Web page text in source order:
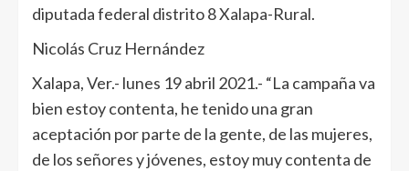
diputada federal distrito 8 Xalapa-Rural.
Nicolás Cruz Hernández
Xalapa, Ver.- lunes 19 abril 2021.- “La campaña va
bien estoy contenta, he tenido una gran
aceptación por parte de la gente, de las mujeres,
de los señores y jóvenes, estoy muy contenta de